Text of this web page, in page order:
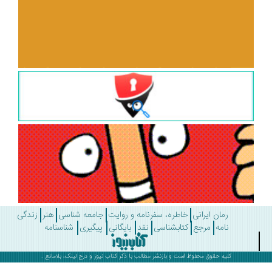
رمان ایرانی خاطره، سفرنامه و روایت جامعه شناسی هنر زندگی
مرجع کتابشناسی نقد بایگانی پیگیری شناسنامه
کلیه حقوق محفوظ است و بازنشر مطالب با ذکرکتاب نیوز و درج لینک، بلامانع .